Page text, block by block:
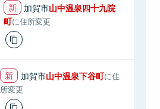
加賀市山中温泉四十九院
町に住所変更
加賀市山中温泉下谷町に住
所変更